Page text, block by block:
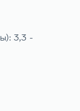
3,3 -